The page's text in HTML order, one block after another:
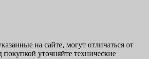
на сайте, могут отличаться от
покупкой уточняйте технические